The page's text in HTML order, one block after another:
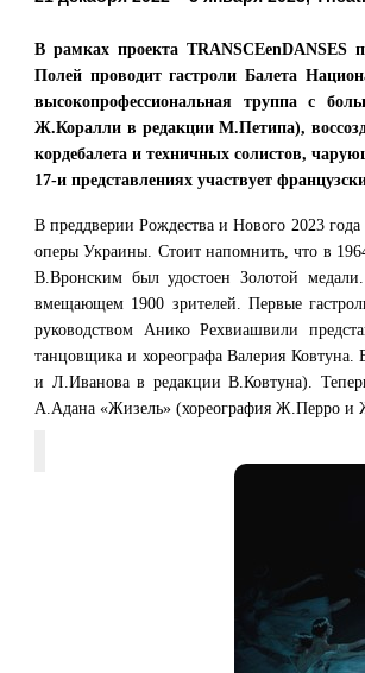
В рамках проекта TRANSCEenDANSES
Полей проводит гастроли Балета
высокопрофессиональная труппа с
Ж.Коралли в редакции М.Петипа),
кордебалета и техничных солистов,
17-и представлениях участвует
В преддверии Рождества и Нового 2023
оперы Украины. Стоит напомнить, что в
В.Вронским был удостоен Золотой
вмещающем 1900 зрителей. Первые
руководством Анико Рехвиашвили
танцовщика и хореографа Валерия
и Л.Иванова в редакции В.Ковтуна).
А.Адана «Жизель» (хореография Ж.Перро и